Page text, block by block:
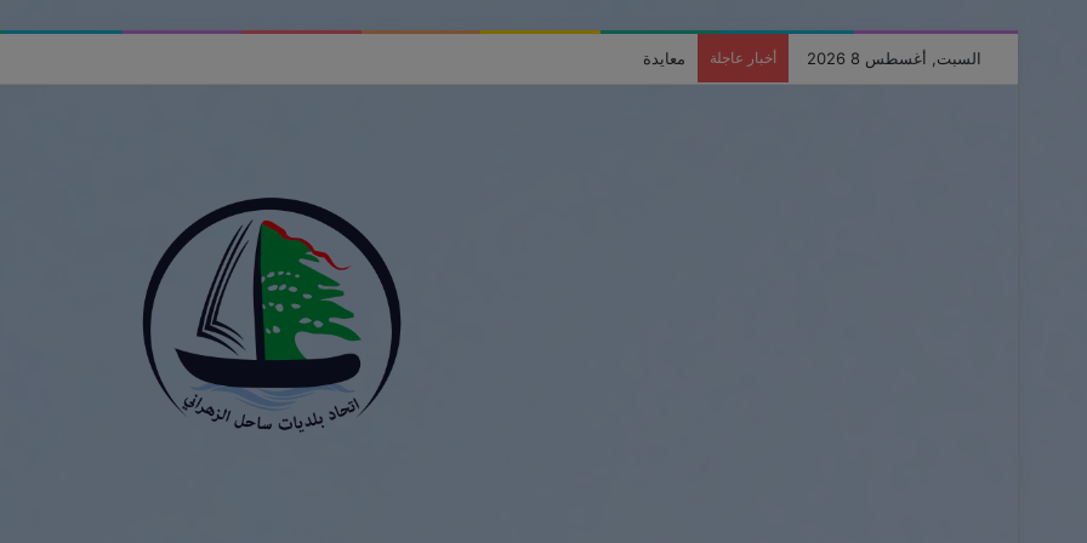
السبت, أغسطس 8 2026 أخبار عاجلة دورة تدريبية حول مخاطر الأخبار الزائفة وأهمية التحقق من المعلومات في اتحاد بلديات ساحل الزهراني